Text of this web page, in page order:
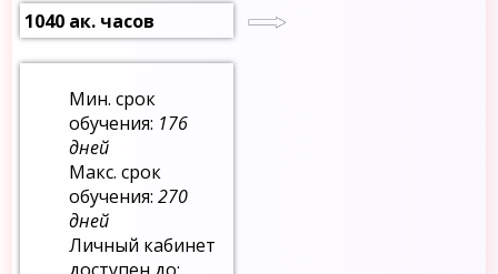
1040 ак. часов
Мин. срок
обучения: 176
дней
Макс. срок
обучения:270
дней
Личный кабинет
доступен до: